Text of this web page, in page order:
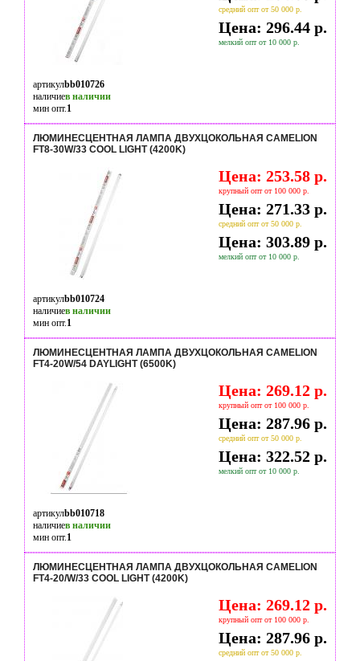
средний опт от 50 000 р.
Цена: 296.44 р.
мелкий опт от 10 000 р.
артикулbb010726
наличиев наличии
мин опт.1
ЛЮМИНЕСЦЕНТНАЯ ЛАМПА ДВУХЦОКОЛЬНАЯ CAMELION
FT8-30W/33 COOL LIGHT (4200K)
Цена: 253.58 р.
крупный опт от 100 000 р.
Цена: 271.33 р.
средний опт от 50 000 р.
Цена: 303.89 р.
мелкий опт от 10 000 р.
артикулbb010724
наличиев наличии
мин опт.1
ЛЮМИНЕСЦЕНТНАЯ ЛАМПА ДВУХЦОКОЛЬНАЯ CAMELION
FT4-20W/54 DAYLIGHT (6500K)
Цена: 269.12 р.
крупный опт от 100 000 р.
Цена: 287.96 р.
средний опт от 50 000 р.
Цена: 322.52 р.
мелкий опт от 10 000 р.
артикулbb010718
наличиев наличии
мин опт.1
ЛЮМИНЕСЦЕНТНАЯ ЛАМПА ДВУХЦОКОЛЬНАЯ CAMELION
FT4-20/W/33 COOL LIGHT (4200K)
Цена: 269.12 р.
крупный опт от 100 000 р.
Цена: 287.96 р.
средний опт от 50 000 р.